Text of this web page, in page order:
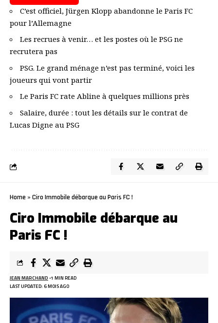
C’est officiel, Jürgen Klopp abandonne le Paris FC
pour l’Allemagne
Les recrues à venir… et les postes où le PSG ne
recrutera pas
PSG. Le grand ménage n’est pas terminé, voici les
joueurs qui vont partir
Le Paris FC rate Abline à quelques millions près
Salaire, durée : tout les détails sur le contrat de
Lucas Digne au PSG
Home » Ciro Immobile débarque au Paris FC !
Ciro Immobile débarque au
Paris FC !
LAST UPDATED: 6 MOIS AGO
JEAN MARCHAND 1 MIN READ